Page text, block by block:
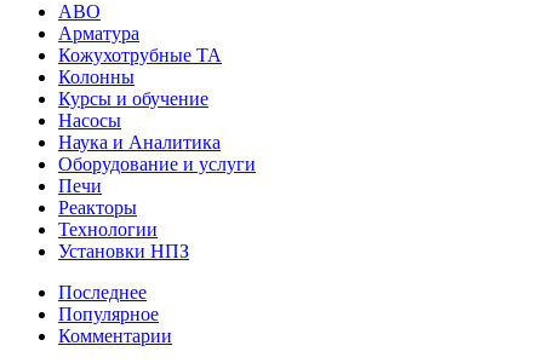
АВО
Арматура
Кожухотрубные ТА
Колонны
Курсы и обучение
Насосы
Наука и Аналитика
Оборудование и услуги
Печи
Реакторы
Технологии
Установки НПЗ
Последнее
Популярное
Комментарии